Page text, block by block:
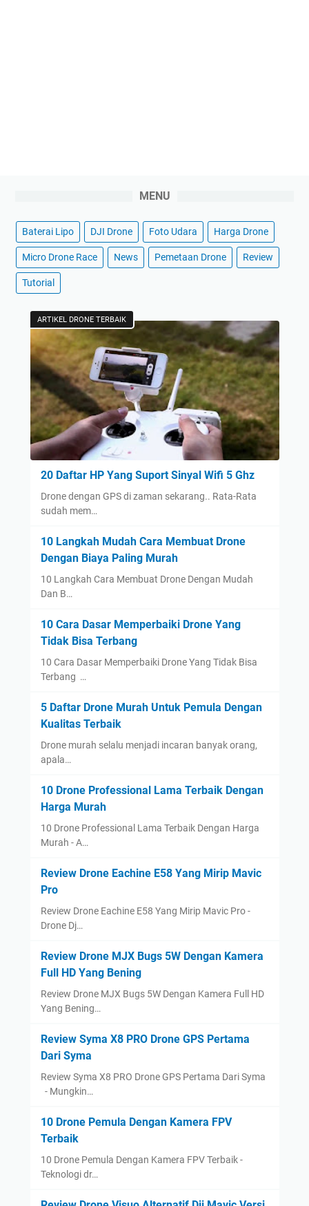
MENU
Baterai Lipo DJI Drone Foto Udara Harga Drone
Micro Drone Race News Pemetaan Drone Review
Tutorial
ARTIKEL DRONE TERBAIK
20 Daftar HP Yang Suport Sinyal Wifi 5 Ghz
Drone dengan GPS di zaman sekarang.. Rata-Rata
sudah mem…
10 Langkah Mudah Cara Membuat Drone
Dengan Biaya Paling Murah
10 Langkah Cara Membuat Drone Dengan Mudah
Dan B…
10 Cara Dasar Memperbaiki Drone Yang
Tidak Bisa Terbang
10 Cara Dasar Memperbaiki Drone Yang Tidak Bisa
Terbang …
5 Daftar Drone Murah Untuk Pemula Dengan
Kualitas Terbaik
Drone murah selalu menjadi incaran banyak orang,
apala…
10 Drone Professional Lama Terbaik Dengan
Harga Murah
10 Drone Professional Lama Terbaik Dengan Harga
Murah - A…
Review Drone Eachine E58 Yang Mirip Mavic
Pro
Review Drone Eachine E58 Yang Mirip Mavic Pro -
Drone Dj…
Review Drone MJX Bugs 5W Dengan Kamera
Full HD Yang Bening
Review Drone MJX Bugs 5W Dengan Kamera Full HD
Yang Bening…
Review Syma X8 PRO Drone GPS Pertama
Dari Syma
Review Syma X8 PRO Drone GPS Pertama Dari Syma
- Mungkin…
10 Drone Pemula Dengan Kamera FPV
Terbaik
10 Drone Pemula Dengan Kamera FPV Terbaik -
Teknologi dr…